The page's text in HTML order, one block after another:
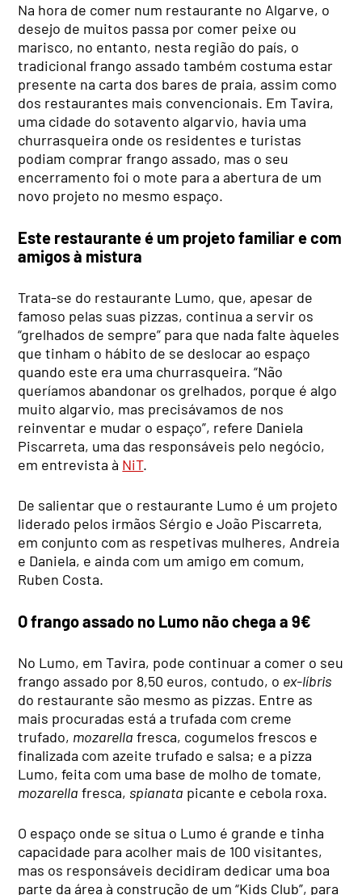
Na hora de comer num restaurante no Algarve, o
desejo de muitos passa por comer peixe ou
marisco, no entanto, nesta região do país, o
tradicional frango assado também costuma estar
presente na carta dos bares de praia, assim como
dos restaurantes mais convencionais. Em Tavira,
uma cidade do sotavento algarvio, havia uma
churrasqueira onde os residentes e turistas
podiam comprar frango assado, mas o seu
encerramento foi o mote para a abertura de um
novo projeto no mesmo espaço.
Este restaurante é um projeto familiar e com
amigos à mistura
Trata-se do restaurante Lumo, que, apesar de
famoso pelas suas pizzas, continua a servir os
“grelhados de sempre” para que nada falte àqueles
que tinham o hábito de se deslocar ao espaço
quando este era uma churrasqueira. “Não
queríamos abandonar os grelhados, porque é algo
muito algarvio, mas precisávamos de nos
reinventar e mudar o espaço”, refere Daniela
Piscarreta, uma das responsáveis pelo negócio,
em entrevista à NiT.
De salientar que o restaurante Lumo é um projeto
liderado pelos irmãos Sérgio e João Piscarreta,
em conjunto com as respetivas mulheres, Andreia
e Daniela, e ainda com um amigo em comum,
Ruben Costa.
O frango assado no Lumo não chega a 9€
No Lumo, em Tavira, pode continuar a comer o seu
frango assado por 8,50 euros, contudo, o ex-líbris
do restaurante são mesmo as pizzas. Entre as
mais procuradas está a trufada com creme
trufado, mozarella fresca, cogumelos frescos e
finalizada com azeite trufado e salsa; e a pizza
Lumo, feita com uma base de molho de tomate,
mozarella fresca, spianata picante e cebola roxa.
O espaço onde se situa o Lumo é grande e tinha
capacidade para acolher mais de 100 visitantes,
mas os responsáveis decidiram dedicar uma boa
parte da área à construção de um “Kids Club”, para